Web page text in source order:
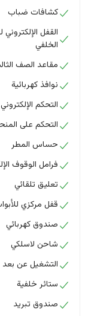
كشافات ضباب
القفل الإلكتروني
الخلفي
مقاعد الصف
نوافذ كهربائية
التحكم
التحكم على
حساس المطر
فرامل الوقوف
تعليق تلقائي
قفل مركزي
صندوق كهربائي
شاحن لاسلكي
التشغيل عن بعد
ستائر خلفية
صندوق تبريد